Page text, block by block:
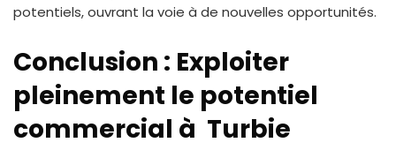
potentiels, ouvrant la voie à de nouvelles opportunités.
Conclusion : Exploiter
pleinement le potentiel
commercial à Turbie